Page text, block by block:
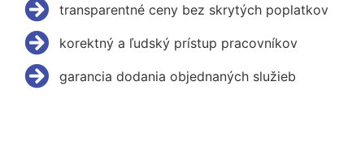
transparentné ceny bez skrytých poplatkov
korektný a ľudský prístup pracovníkov
garancia dodania objednaných služieb